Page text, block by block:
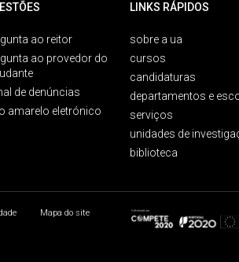
ao reitor
ao provedor do
de denúncias
amarelo eletrónico
LINKS RÁPIDOS
sobre a ua
cursos
candidaturas
departamentos e
serviços
unidades de
biblioteca
Mapa do site